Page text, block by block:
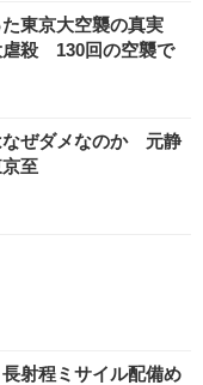
東京大空襲の真実
殺 130回の空襲で
なぜダメなのか 元静
至
射程ミサイル配備め